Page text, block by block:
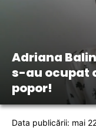
Adriana
s-au ocupat
popor!
Data publicării: mai